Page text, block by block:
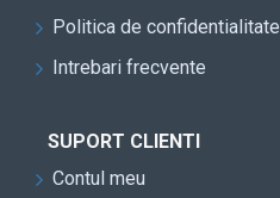
Politica de confidentialitate
Intrebari frecvente
SUPORT CLIENTI
Contul meu